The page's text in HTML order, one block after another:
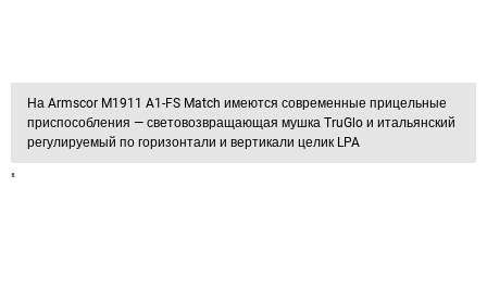
На Armscor M1911 A1-FS Match имеются современные прицельные
приспособления — световозвращающая мушка TruGlo и итальянский
регулируемый по горизонтали и вертикали целик LPA